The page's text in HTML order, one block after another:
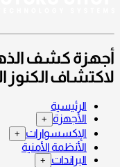
أجهزة كشف
لاكتشاف
الرئيسية
الأجهزة +
الإكسسوارات +
الأنظمة الأمنية
البراندات
+